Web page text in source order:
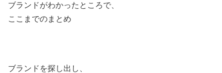
ブランドがわかったところで、
ここまでのまとめ
ブランドを探し出し、